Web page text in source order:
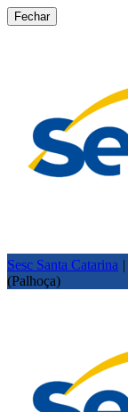
Fechar
Sesc Santa Catarina |
(Palhoça)